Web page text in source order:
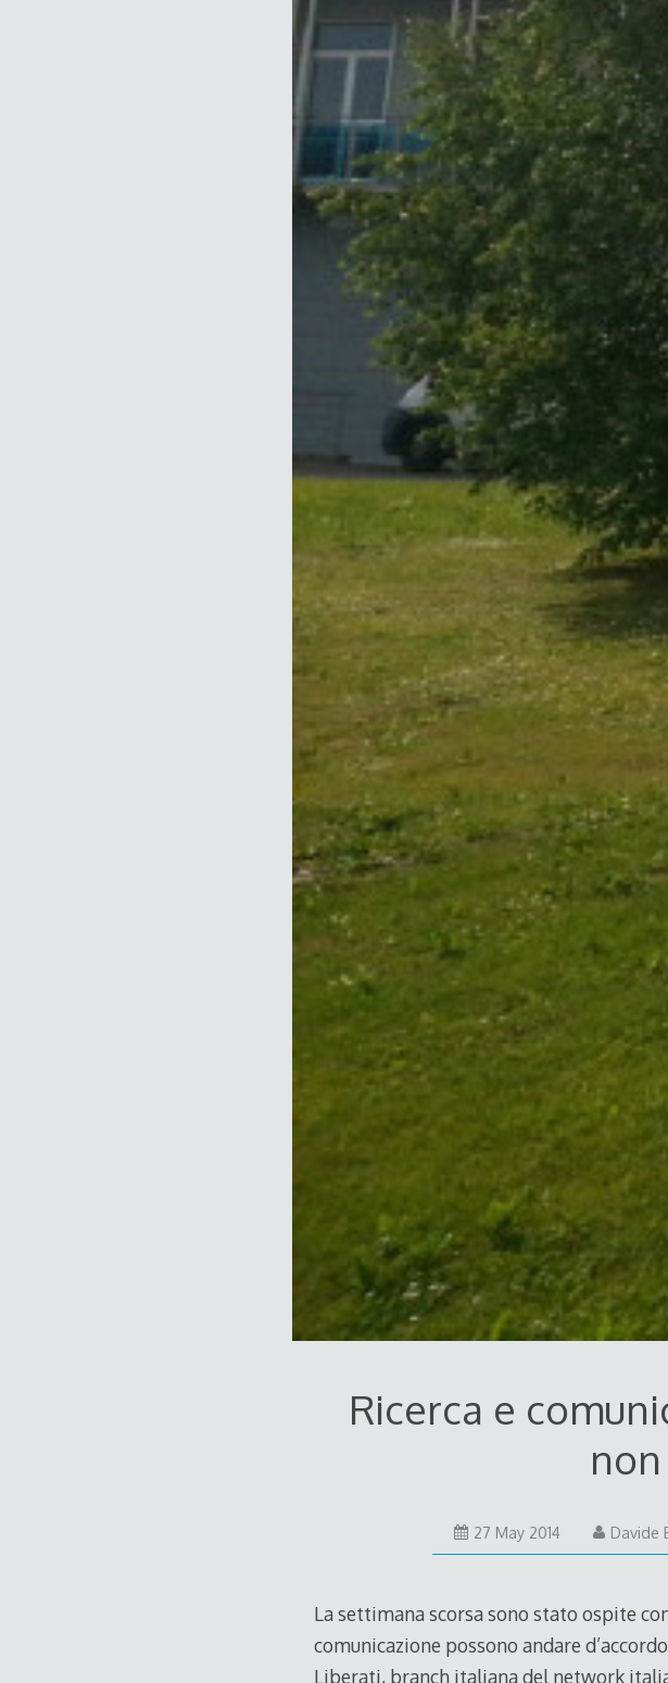
Ricerca e
27 May 2014
May
Davide
La settimana scorsa sono stato ospite
comunicazione possono andare
Liberati, branch italiana del network